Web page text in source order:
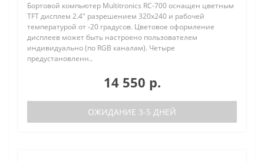
Бортовой компьютер Multitronics RC-700 оснащен цветным
TFT дисплем 2.4" разрешением 320х240 и рабочей
температурой от -20 градусов. Цветовое оформление
дисплеев может быть настроено пользователем
индивидуально (по RGB каналам). Четыре
предустановленн..
14 550 р.
ОЖИДАНИЕ 3-5 ДНЕЙ